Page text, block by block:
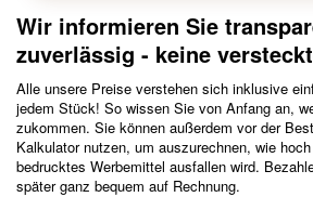
Wir informieren Sie
zuverlässig - keine
Alle unsere Preise verstehen sich inklusive
jedem Stück! So wissen Sie von Anfang an,
zukommen. Sie können außerdem vor der
Kalkulator nutzen, um auszurechnen, wie
bedrucktes Werbemittel ausfallen wird.
später ganz bequem auf Rechnung.